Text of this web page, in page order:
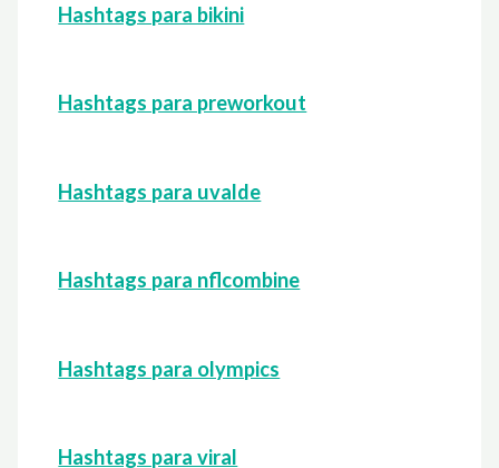
Hashtags para bikini
Hashtags para preworkout
Hashtags para uvalde
Hashtags para nflcombine
Hashtags para olympics
Hashtags para viral